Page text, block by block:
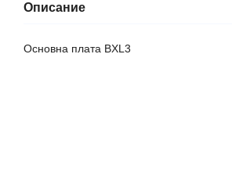
Описание
Основна плата BXL3